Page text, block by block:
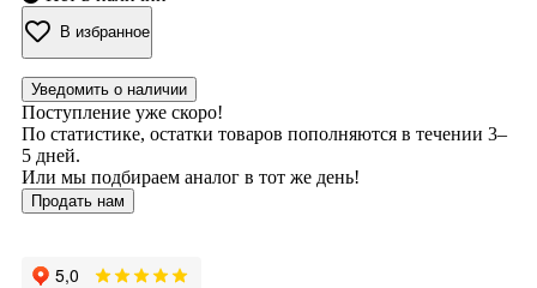
В избранное
Уведомить о наличии
Поступление уже скоро!
По статистике, остатки товаров пополняются в течении 3–
5 дней.
Или мы подбираем аналог в тот же день!
Продать нам